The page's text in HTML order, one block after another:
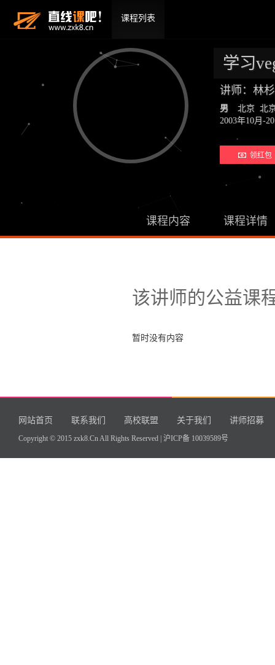
课程列表
学习
讲师：林
男
北京 北
2003年10月-
领红包
课程内容 课程详情
该讲师的公益课
暂时没有内容
网站首页 联系我们 高校联盟 关于我们 讲师招募
Copyright © 2015 zxk8.Cn All Rights Reserved | 沪ICP备 10039589号